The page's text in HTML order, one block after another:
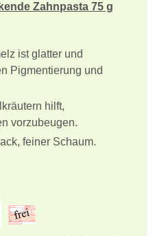
Zahnpasta 75 g
ist glatter und
Pigmentierung und
hilft,
vorzubeugen.
feiner Schaum.